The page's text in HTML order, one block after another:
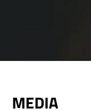
MEDIA